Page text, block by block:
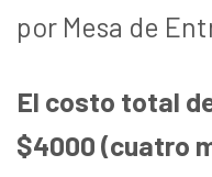
por Mesa de
El costo total
$4000 (cuatro